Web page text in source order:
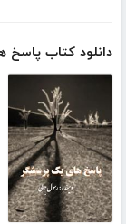
دانلود کتاب